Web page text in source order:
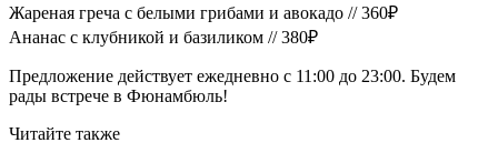
Жареная греча с белыми грибами и авокадо // 360₽
Ананас с клубникой и базиликом // 380₽
Предложение действует ежедневно с 11:00 до 23:00. Будем
рады встрече в Фюнамбюль!
Читайте также